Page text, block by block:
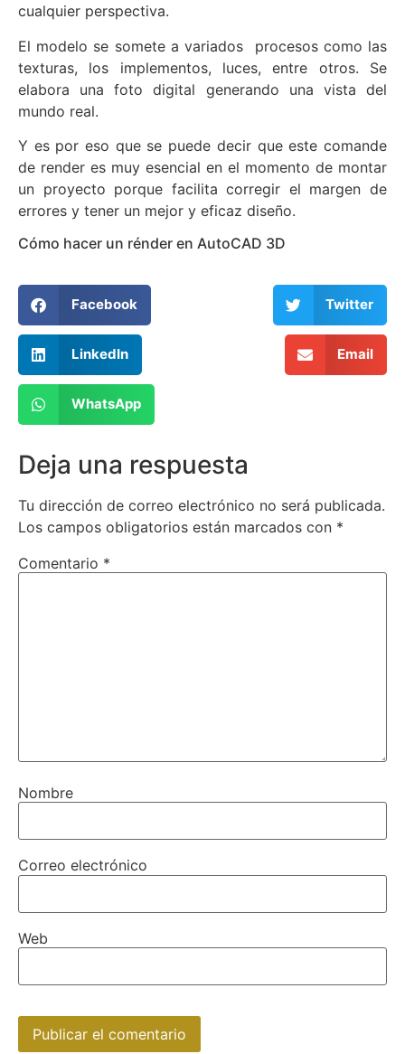
cualquier perspectiva.
El modelo se somete a variados procesos como las
texturas, los implementos, luces, entre otros. Se
elabora una foto digital generando una vista del
mundo real.
Y es por eso que se puede decir que este comande
de render es muy esencial en el momento de montar
un proyecto porque facilita corregir el margen de
errores y tener un mejor y eficaz diseño.
Cómo hacer un rénder en AutoCAD 3D
Facebook Twitter
LinkedIn Email
WhatsApp
Deja una respuesta
Tu dirección de correo electrónico no será publicada.
Los campos obligatorios están marcados con *
Comentario *
Nombre
Correo electrónico
Web